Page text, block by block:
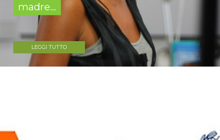
madre...
LEGGI TUTTO